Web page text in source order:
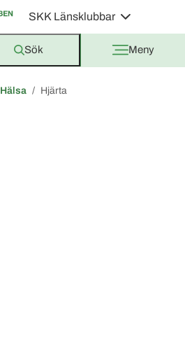
SKK Länsklubbar
Sök Meny
Hälsa Hjärta